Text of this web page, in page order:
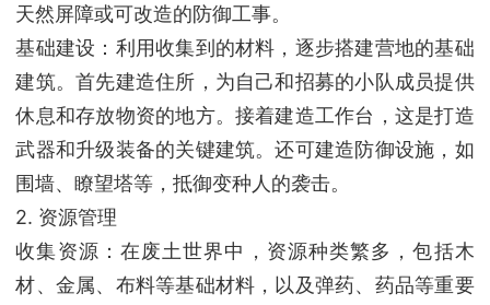
天然屏障或可改造的防御工事。
基础建设：利用收集到的材料，逐步搭建营地的基础
建筑。首先建造住所，为自己和招募的小队成员提供
休息和存放物资的地方。接着建造工作台，这是打造
武器和升级装备的关键建筑。还可建造防御设施，如
围墙、瞭望塔等，抵御变种人的袭击。
2. 资源管理
收集资源：在废土世界中，资源种类繁多，包括木
材、金属、布料等基础材料，以及弹药、药品等重要